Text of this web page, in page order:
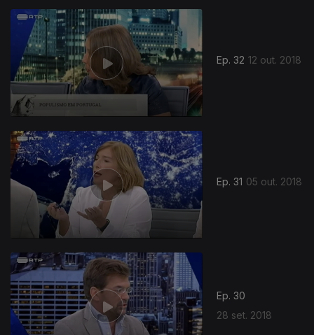
Ep. 32 12 out. 2018
Ep. 31 05 out. 2018
Ep. 30
28 set. 2018
367095